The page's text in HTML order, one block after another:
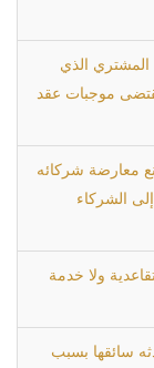
المشتري الذي
موجبات عقد
معارضة شركائه
الشركاء
ولا خدمة
سائقها بسبب